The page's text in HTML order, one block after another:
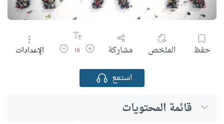
حفظ الملخص مشاركة زيادة حجم الخط
16 تقليل حجم الخط
الإعدادات
استمع
قائمة المحتويات